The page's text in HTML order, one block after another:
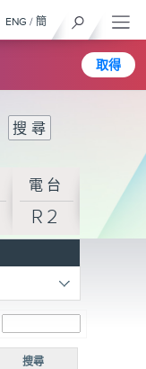
取得
ENG / 簡
電台
R2
搜尋